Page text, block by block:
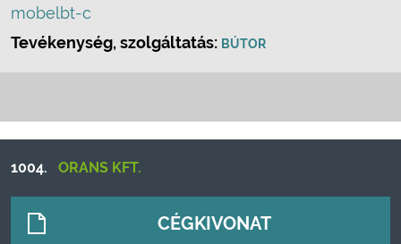
mobelbt-c
Tevékenység, szolgáltatás: BÚTOR
1004. ORANS KFT.
CÉGKIVONAT